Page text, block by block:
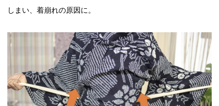
しまい、着崩れの原因に。